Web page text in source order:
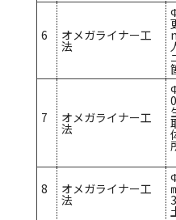
6 オメガライナー工
法
7 オメガライナー工
法
8 オメガライナー工
法